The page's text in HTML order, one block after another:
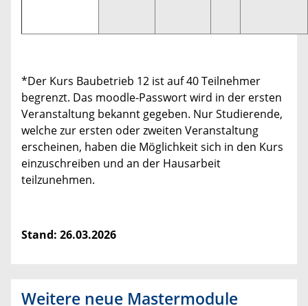
*Der Kurs Baubetrieb 12 ist auf 40 Teilnehmer
begrenzt. Das moodle-Passwort wird in der ersten
Veranstaltung bekannt gegeben. Nur Studierende,
welche zur ersten oder zweiten Veranstaltung
erscheinen, haben die Möglichkeit sich in den Kurs
einzuschreiben und an der Hausarbeit
teilzunehmen.
Stand: 26.03.2026
Weitere neue Mastermodule